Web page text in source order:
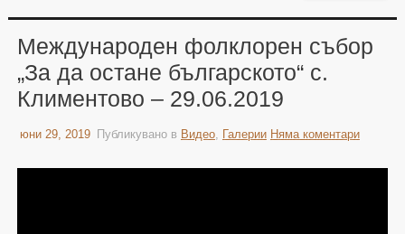
Международен фолклорен събор
„За да остане българското“ с.
Климентово – 29.06.2019
юни 29, 2019 Публикувано в Видео, Галерии Няма коментари